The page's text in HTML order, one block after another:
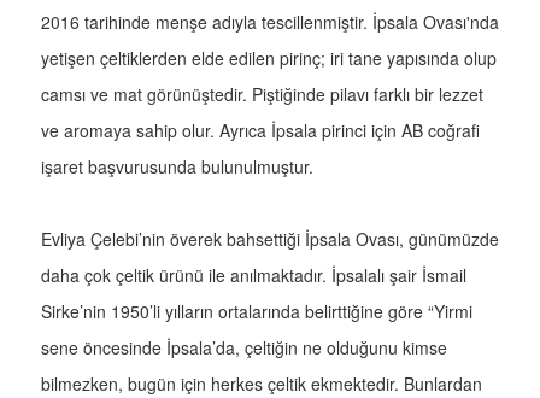
2016 tarihinde menşe adıyla tescillenmiştir. İpsala Ovası'nda
yetişen çeltiklerden elde edilen pirinç; iri tane yapısında olup
camsı ve mat görünüştedir. Piştiğinde pilavı farklı bir lezzet
ve aromaya sahip olur. Ayrıca İpsala pirinci için AB coğrafi
işaret başvurusunda bulunulmuştur.
Evliya Çelebi’nin överek bahsettiği İpsala Ovası, günümüzde
daha çok çeltik ürünü ile anılmaktadır. İpsalalı şair İsmail
Sirke’nin 1950’li yılların ortalarında belirttiğine göre “Yirmi
sene öncesinde İpsala’da, çeltiğin ne olduğunu kimse
bilmezken, bugün için herkes çeltik ekmektedir. Bunlardan